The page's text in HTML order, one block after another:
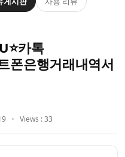
카톡
폰은행거래내역서
Views : 33